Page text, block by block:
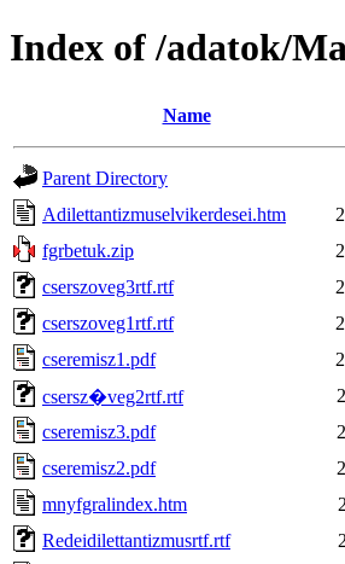
Index of /adatok/
Name
Parent Directory
Adilettantizmuselvikerdesei.htm
fgrbetuk.zip
cserszoveg3rtf.rtf
cserszoveg1rtf.rtf
cseremisz1.pdf
csersz�veg2rtf.rtf
cseremisz3.pdf
cseremisz2.pdf
mnyfgralindex.htm
Redeidilettantizmusrtf.rtf